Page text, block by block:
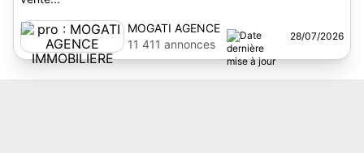
MOGATI AGENCE
IMMOBILIERE
11 411 annonces
28/07/2026